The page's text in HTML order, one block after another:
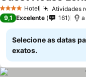
4 EstrelasHotel Atividades
9,1 Excelente 161
Selecione as datas
exatos.